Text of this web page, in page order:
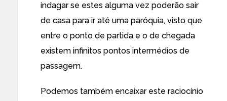
indagar se estes alguma vez poderão sair
de casa para ir até uma paróquia, visto que
entre o ponto de partida e o de chegada
existem infinitos pontos intermédios de
passagem.
Podemos também encaixar este raciocínio